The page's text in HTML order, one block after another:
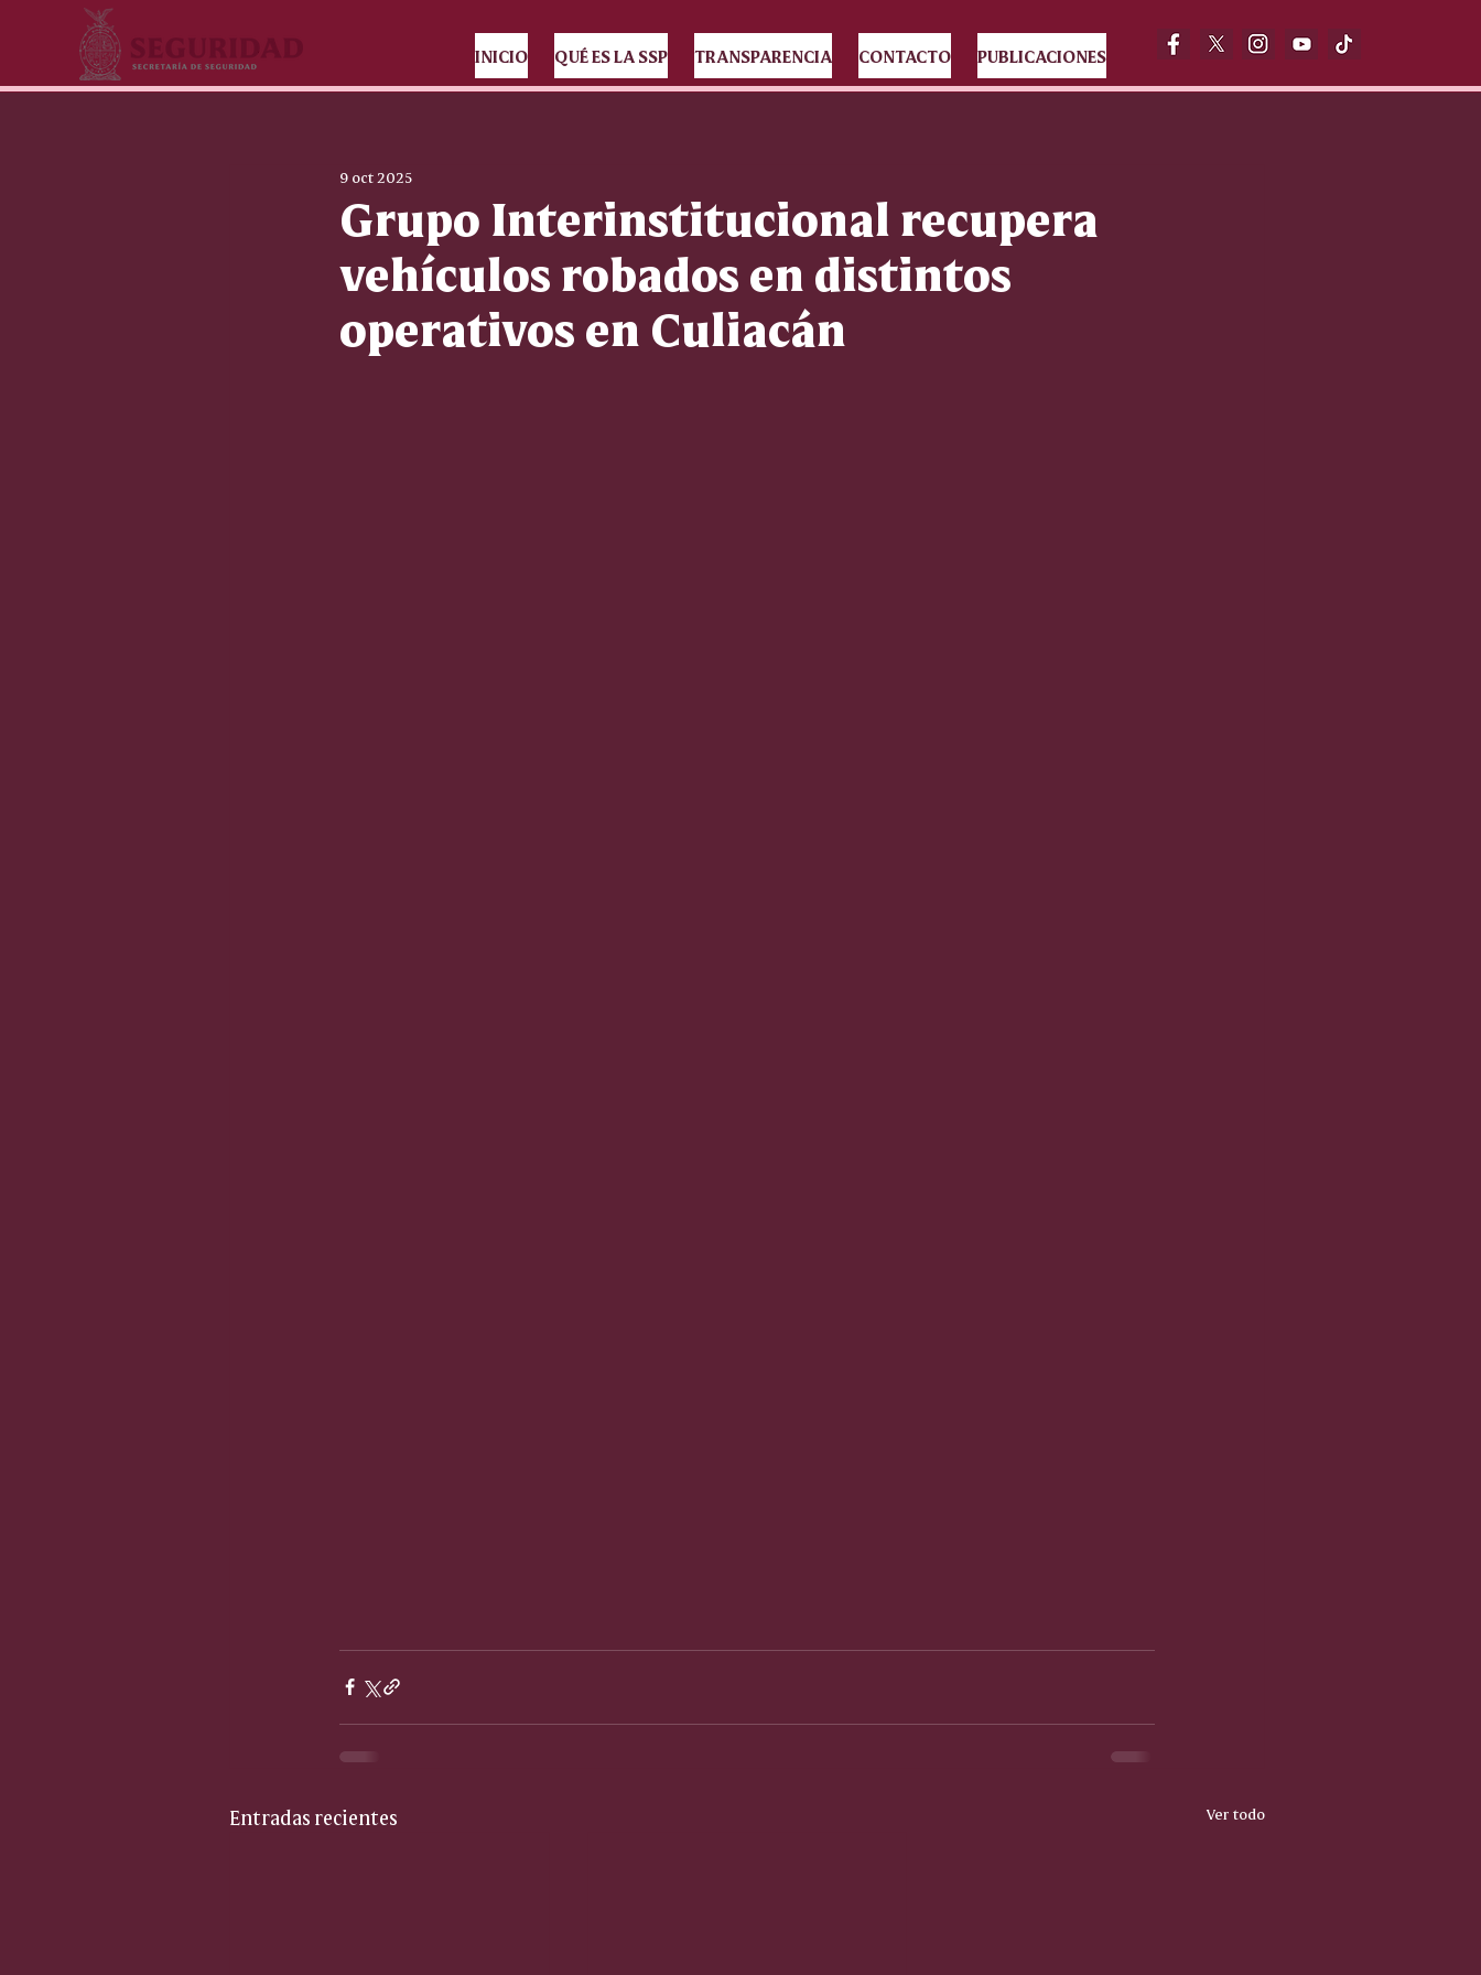
INICIO QUÉ ES LA SSP TRANSPARENCIA CONTACTO PUBLICACIONES
Grupo Interinstitucional recupera
vehículos robados en distintos
operativos en Culiacán
9 oct 2025
Entradas recientes Ver todo